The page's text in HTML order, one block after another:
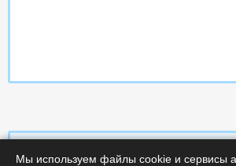
Мы используем файлы cookie и сервисы